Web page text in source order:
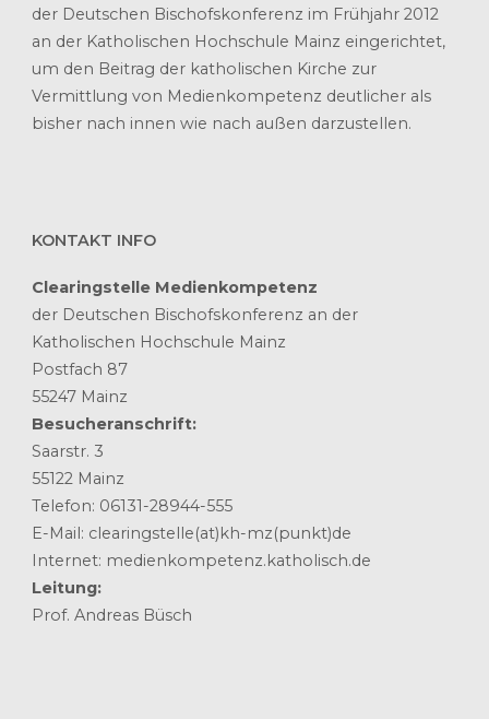
der Deutschen Bischofskonferenz im Frühjahr 2012
an der Katholischen Hochschule Mainz eingerichtet,
um den Beitrag der katholischen Kirche zur
Vermittlung von Medienkompetenz deutlicher als
bisher nach innen wie nach außen darzustellen.
KONTAKT INFO
Clearingstelle Medienkompetenz
der Deutschen Bischofskonferenz an der
Katholischen Hochschule Mainz
Postfach 87
55247 Mainz
Besucheranschrift:
Saarstr. 3
55122 Mainz
Telefon: 06131-28944-555
E-Mail: clearingstelle(at)kh-mz(punkt)de
Internet: medienkompetenz.katholisch.de
Leitung:
Prof. Andreas Büsch